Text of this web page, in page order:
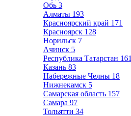
Обь 3
Алматы 193
Красноярский край 171
Красноярск 128
Норильск 7
Ачинск 5
Республика Татарстан 161
Казань 83
Набережные Челны 18
Нижнекамск 5
Самарская область 157
Самара 97
Тольятти 34